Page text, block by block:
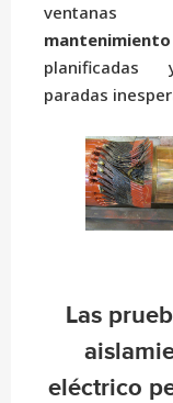
mantenimiento
paradas
Las
eléctrico